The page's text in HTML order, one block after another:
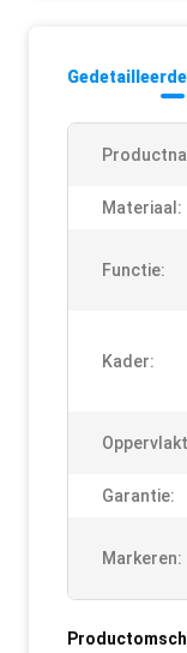
Materiaal:
Functie:
Kader:
Garantie:
Markeren: